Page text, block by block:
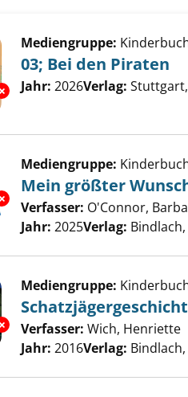
Exemplar-Details von 03; Bei
Mediengruppe:
03; Bei den Piraten
Suche nach diesem
Jahr: 2026Verlag:
Exemplar-Details von Mein
Mediengruppe:
Mein größter
Verfasser: O'Connor,
Jahr: 2025Verlag:
Exemplar-Details von
Mediengruppe:
Verfasser: Wich, Henriette
Jahr: 2016Verlag: